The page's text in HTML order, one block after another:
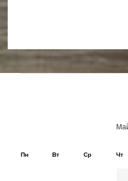
Пн Вт Ср Чт